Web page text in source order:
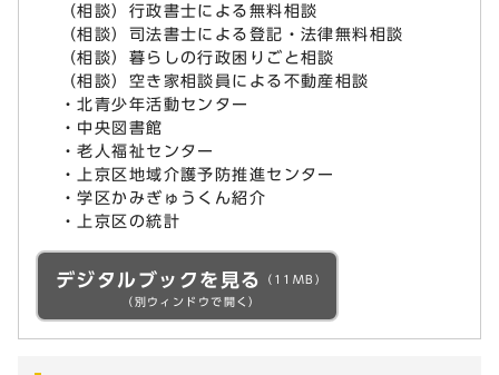
（相談）行政書士による無料相談
（相談）司法書士による登記・法律無料相談
（相談）暮らしの行政困りごと相談
（相談）空き家相談員による不動産相談
・北青少年活動センター
・中央図書館
・老人福祉センター
・上京区地域介護予防推進センター
・学区かみぎゅうくん紹介
・上京区の統計
デジタルブックを見る
（11MB）
（別ウィンドウで開く）